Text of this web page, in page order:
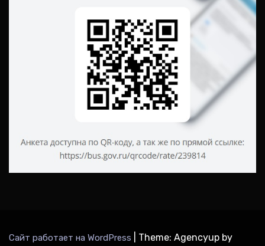
Сайт работает на WordPress Theme: Agencyup by